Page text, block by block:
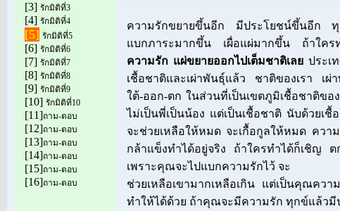
[3] รักมิติที่3
[4] รักมิติที่4
[5] รักมิติที่5
[6] รักมิติที่6
[7] รักมิติที่7
[8] รักมิติที่8
[9] รักมิติที่9
[10] รักมิติที่10
[11]ถาม-ตอบ
[12]ถาม-ตอบ
[13]ถาม-ตอบ
[14]ถาม-ตอบ
[15]ถาม-ตอบ
[16]ถาม-ตอบ
ความรักขยายขึ้นอีก มีประโยชน์ขึ้นอีก ทุ
แบกภาระมากขึ้น เผื่อแผ่มากขึ้น ถ้าใคร
ความรัก แผ่ขยายออกไปเต็มชาติเลย ประเ
เชื้อชาติและเผ่าพันธุ์แล้ว ชาติของเรา เผ่า
ใต้-ออก-ตก ในส่วนที่เป็นเขตภูมิเชื้อชาติขอ
ไม่เป็นพี่เป็นน้อง แต่เป็นเชื้อชาติ นับด้วยเชื้
จะช่วยเหลือให้หมด จะเกื้อกูลให้หมด คว
กล้าแข็งทำได้อยู่จริง ถ้าใครทำได้ก็เชิญ
เพราะคุณจะไปแบกความรักไว้ จะ
ช่วยเหลือเขามากเหลือเกิน แต่เป็นคุณคว
ทำให้ได้ด้วย ถ้าคุณจะมีความรัก ทุกข์แล้วมี